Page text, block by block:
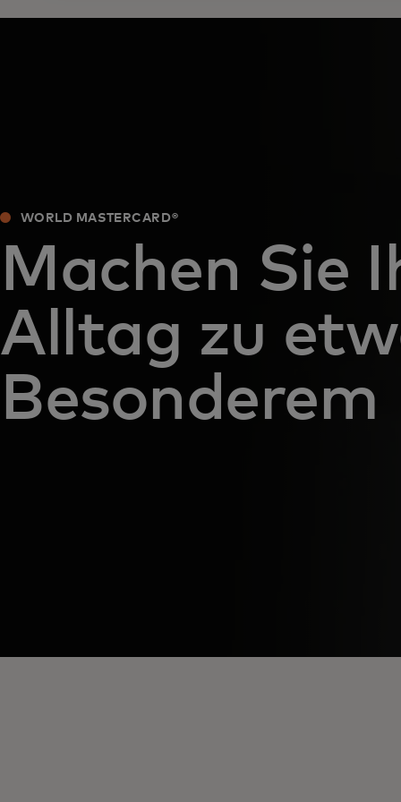
WORLD MASTERCARD®
Machen Sie
Alltag zu
Besonderem